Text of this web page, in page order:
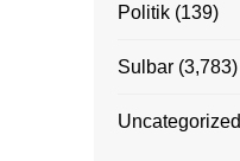
Politik (139)
Sulbar (3,783)
Uncategorized